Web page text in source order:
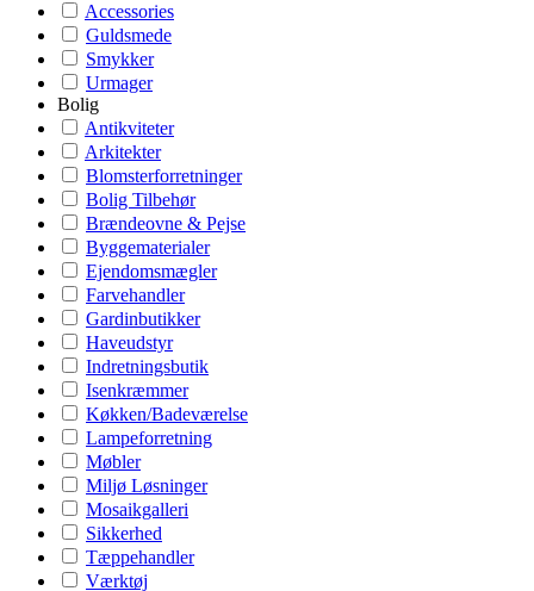
Accessories
Guldsmede
Smykker
Urmager
Bolig
Antikviteter
Arkitekter
Blomsterforretninger
Bolig Tilbehør
Brændeovne & Pejse
Byggematerialer
Ejendomsmægler
Farvehandler
Gardinbutikker
Haveudstyr
Indretningsbutik
Isenkræmmer
Køkken/Badeværelse
Lampeforretning
Møbler
Miljø Løsninger
Mosaikgalleri
Sikkerhed
Tæppehandler
Værktøj